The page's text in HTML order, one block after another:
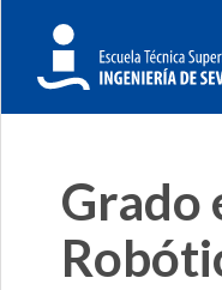
Grado